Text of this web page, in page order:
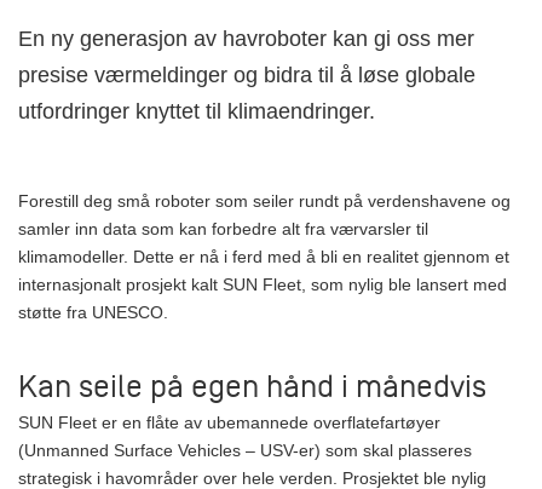
En ny generasjon av havroboter kan gi oss mer
presise værmeldinger og bidra til å løse globale
utfordringer knyttet til klimaendringer.
Forestill deg små roboter som seiler rundt på verdenshavene og
samler inn data som kan forbedre alt fra værvarsler til
klimamodeller. Dette er nå i ferd med å bli en realitet gjennom et
internasjonalt prosjekt kalt SUN Fleet, som nylig ble lansert med
støtte fra UNESCO.
Kan seile på egen hånd i månedvis
SUN Fleet er en flåte av ubemannede overflatefartøyer
(Unmanned Surface Vehicles – USV-er) som skal plasseres
strategisk i havområder over hele verden. Prosjektet ble nylig